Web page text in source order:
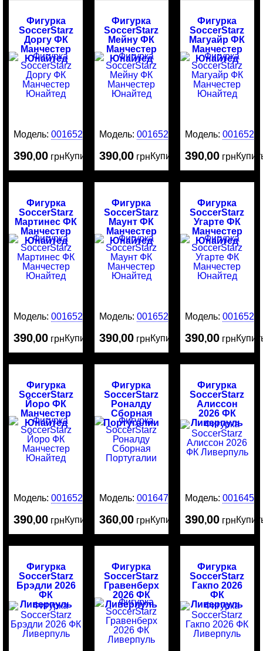
Фигурка
SoccerStarz
Доргу ФК
Манчестер
Юнайтед
Модель:0016529
390,00 грнКупить
Фигурка
SoccerStarz
Мейну ФК
Манчестер
Юнайтед
Модель:0016528
390,00 грнКупить
Фигурка
SoccerStarz
Магуайр ФК
Манчестер
Юнайтед
Модель: 0016526
390,00 грн
Фигурка
SoccerStarz
Мартинес ФК
Манчестер
Юнайтед
Модель:0016525
390,00 грнКупить
Фигурка
SoccerStarz
Маунт ФК
Манчестер
Юнайтед
Модель:0016524
390,00 грнКупить
Фигурка
SoccerStarz
Угарте ФК
Манчестер
Юнайтед
Модель: 0016523
390,00 грн
Фигурка
SoccerStarz
Йоро ФК
Манчестер
Юнайтед
Модель:0016522
390,00 грнКупить
Фигурка
SoccerStarz
Роналду
Сборная
Португалии
Модель:0016476
360,00 грнКупить
Фигурка
SoccerStarz
Алиссон
2026 ФК
Ливерпуль
Модель: 0016456
390,00 грн
Фигурка
SoccerStarz
Брэдли 2026
ФК
Ливерпуль
Фигурка
SoccerStarz
Гравенберх
2026 ФК
Ливерпуль
Фигурка
SoccerStarz
Гакпо 2026
ФК
Ливерпуль